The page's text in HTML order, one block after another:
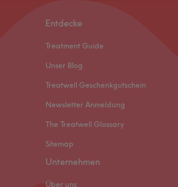
Entdecke
Treatment Guide
Unser Blog
Treatwell Geschenkgutschein
Newsletter Anmeldung
The Treatwell Glossary
Sitemap
Unternehmen
Über uns